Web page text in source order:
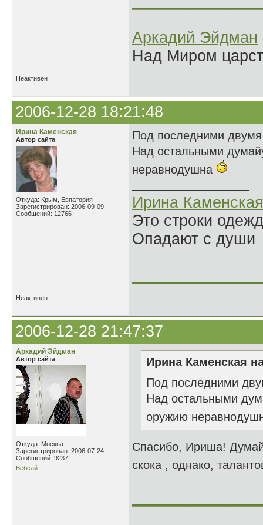
Аркадий Эйдман
Над Миром
Неактивен
2006-12-28 18:21:48
Ирина Каменская
Автор сайта
Откуда: Крым, Евпатория
Зарегистрирован: 2006-09-09
Сообщений: 12766
Под последними двумя
Над остальными
неравнодушна
Ирина Каменская
Это строки
Опадают с души
Неактивен
2006-12-28 21:47:37
Аркадий Эйдман
Автор сайта
Откуда: Москва
Зарегистрирован: 2006-07-24
Сообщений: 9237
Вебсайт
Ирина Каменская
Под последними
Над остальными
оружию
Спасибо, Ириша!
скока , однако,